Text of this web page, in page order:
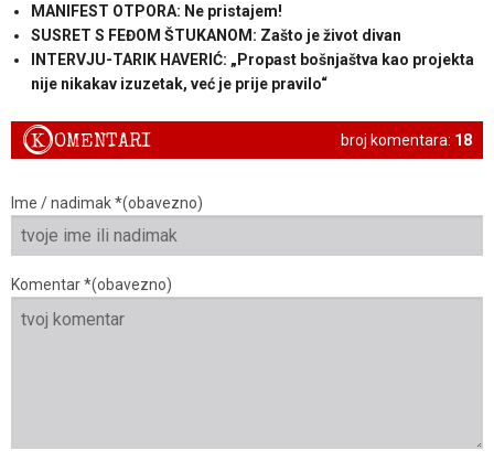
MANIFEST OTPORA: Ne pristajem!
SUSRET S FEĐOM ŠTUKANOM: Zašto je život divan
INTERVJU-TARIK HAVERIĆ: „Propast bošnjaštva kao projekta
nije nikakav izuzetak, već je prije pravilo“
broj komentara: 18
KOMENTARI
Ime / nadimak *(obavezno)
Komentar *(obavezno)